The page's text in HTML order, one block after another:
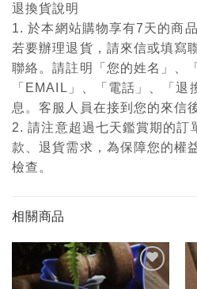
退換貨說明
1. 於本網站購物享有7天的商
若要辦理退貨，請來信或填寫
聯絡。請註明「您的姓名」、
「EMAIL」、「電話」、「退
息。客服人員在接到您的來信
2. 請注意超過七天鑑賞期的訂
款、退貨需求，為保障您的權
檢查。
相關商品
加入